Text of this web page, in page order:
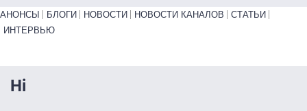
Primary links bottom
АНОНСЫ БЛОГИ НОВОСТИ НОВОСТИ КАНАЛОВ
СТАТЬИ
ИНТЕРВЬЮ
Hi